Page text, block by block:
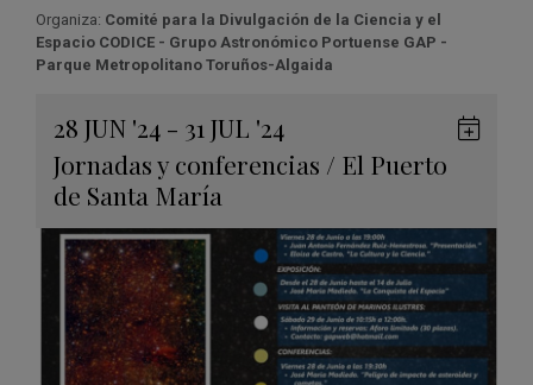
Organiza: Comité para la Divulgación de la Ciencia y el
Espacio CODICE - Grupo Astronómico Portuense GAP -
Parque Metropolitano Toruños-Algaida
28 JUN '24 - 31 JUL '24
Jornadas y conferencias / El Puerto
de Santa María